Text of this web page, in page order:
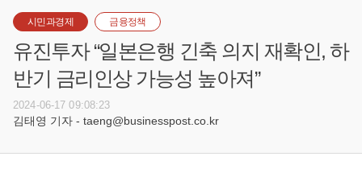
시민과경제 금융정책
유진투자 “일본은행 긴축 의지 재확인, 하
반기 금리인상 가능성 높아져”
2024-06-17 09:08:23
김태영 기자 - taeng@businesspost.co.kr